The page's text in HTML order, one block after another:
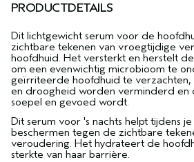
PRODUCTDETAILS
Dit lichtgewicht serum voor de
zichtbare tekenen van vroegtijdige
hoofdhuid. Het versterkt en herstelt
om een evenwichtig microbioom te
geïrriteerde hoofdhuid te
en droogheid worden verminderd en
soepel en gevoed wordt.
Dit serum voor 's nachts helpt tijdens
beschermen tegen de zichtbare
veroudering. Het hydrateert de
sterkte van haar barrière.